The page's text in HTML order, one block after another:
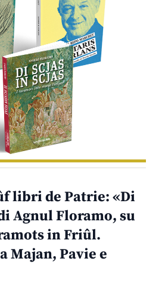
libri de Patrie: «Di
Agnul Floramo, su
in Friûl.
Majan, Pavie e